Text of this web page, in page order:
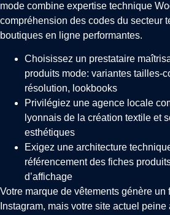
mode combine expertise technique
compréhension des codes du secteur
boutiques en ligne performantes.
Choisissez un prestataire
produits mode: variantes tailles-
résolution, lookbooks
Privilégiez une agence locale
lyonnais de la création textile et
esthétiques
Exigez une architecture
référencement des fiches
d’affichage
Votre marque de vêtements génère un
Instagram, mais votre site actuel